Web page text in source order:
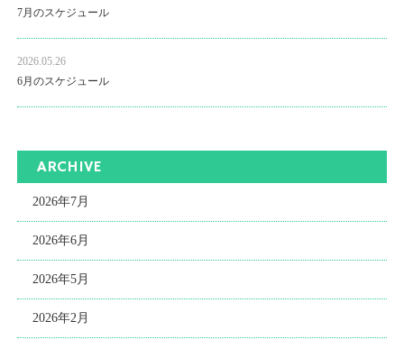
7月のスケジュール
2026.05.26
6月のスケジュール
ARCHIVE
2026年7月
2026年6月
2026年5月
2026年2月